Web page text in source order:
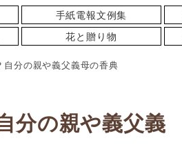
手紙電報文例集
花と贈り物
分の親や義父義母の香典
分の親や義父義